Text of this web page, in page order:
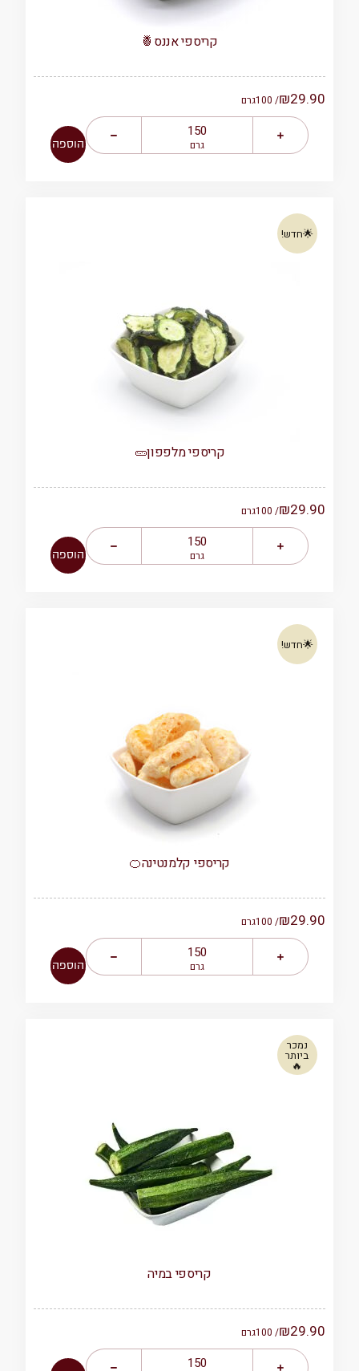
קריספי אננס🍍
₪29.90
/ 100 גרם
גרם הוספה
🌟חדש!
קריספי מלפפון🥒
₪29.90
/ 100 גרם
גרם הוספה
🌟חדש!
קריספי קלמנטינה🍊
₪29.90
/ 100 גרם
גרם הוספה
נמכר
ביותר
🔥
קריספי במיה
₪29.90
/ 100 גרם